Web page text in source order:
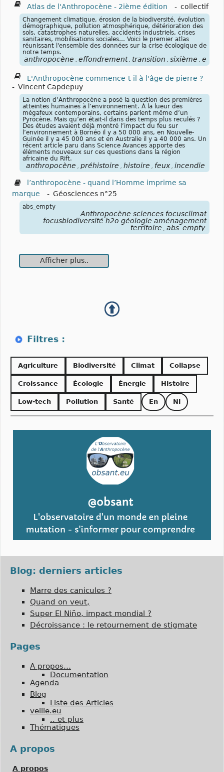
Atlas de l'Anthropocène - 2ième édition - collectif
Changement climatique, érosion de la biodiversité, évolution
démographique, pollution atmosphérique, détérioration des
sols, catastrophes naturelles, accidents industriels, crises
sanitaires, mobilisations sociales… Voici le premier atlas
réunissant l'ensemble des données sur la crise écologique de
notre temps.
anthropocène effondrement transition sixième
L'Anthropocène commence-t-il à l'âge de pierre ?
- Vincent Capdepuy
La notion d’Anthropocène a posé la question des premières
atteintes humaines à l’environnement. À la lueur des
mégafeux contemporains, certains parlent même d’un
Pyrocène. Mais qu’en était-il dans des temps plus reculés ?
Des études avaient déjà montré l’impact du feu sur
l’environnement à Bornéo il y a 50 000 ans, en Nouvelle-
Guinée il y a 45 000 ans et en Australie il y a 40 000 ans. Un
récent article paru dans Science Avances apporte des
éléments nouveaux sur ces questions dans la région
africaine du Rift.
anthropocène , préhistoire , histoire , feux , incendie
l’anthropocène - quand l’Homme imprime sa
marque
- Géosciences n°25
abs_empty
Anthropocène sciences focusclimat
focusbiodiversité h2o géologie aménagement
territoire
abs_empty
Afficher plus..
Agriculture Biodiversité Climat Collapse
Croissance Écologie Énergie Histoire
Low-tech Pollution Santé En Nl
Blog: derniers articles
Marre des canicules ?
Quand on veut,
Super El Niño, impact mondial ?
Décroissance : le retournement de stigmate
Pages
A propos…
Documentation
Agenda
Blog
Liste des Articles
veille.eu
.. et plus
Thématiques
A propos
A propos